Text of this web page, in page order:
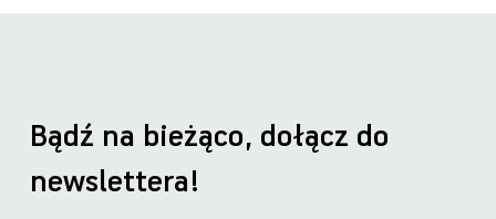
Bądź na bieżąco, dołącz do
newslettera!